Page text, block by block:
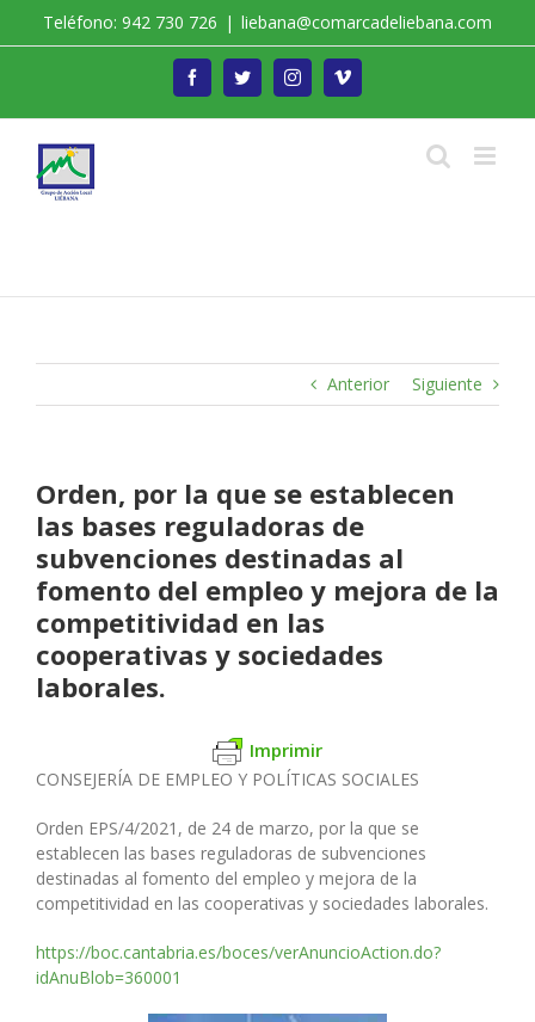
Teléfono: 942 730 726 | liebana@comarcadeliebana.com
FacebookTwitterInstagramVimeo
Anterior Siguiente
Orden, por la que se establecen
las bases reguladoras de
subvenciones destinadas al
fomento del empleo y mejora de la
competitividad en las
cooperativas y sociedades
laborales.
Imprimir
CONSEJERÍA DE EMPLEO Y POLÍTICAS SOCIALES
Orden EPS/4/2021, de 24 de marzo, por la que se
establecen las bases reguladoras de subvenciones
destinadas al fomento del empleo y mejora de la
competitividad en las cooperativas y sociedades laborales.
https://boc.cantabria.es/boces/verAnuncioAction.do?
idAnuBlob=360001